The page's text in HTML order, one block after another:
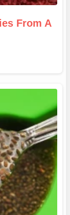
From A